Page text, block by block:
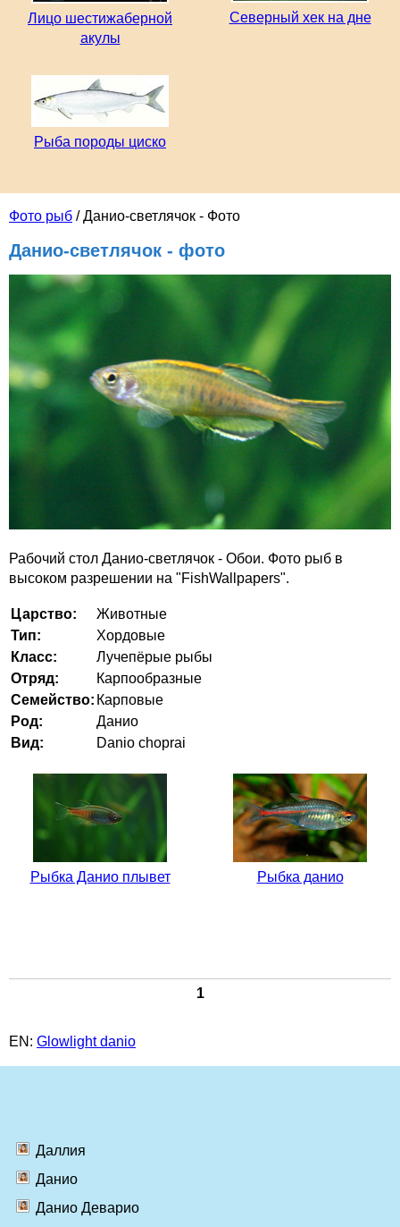
Фото рыб / Данио-светлячок - Фото
Данио-светлячок - фото
Рабочий стол Данио-светлячок - Обои. Фото рыб в
высоком разрешении на "FishWallpapers".
Царство:
Животные
Тип:
Хордовые
Класс:
Лучепёрые рыбы
Отряд:
Карпообразные
Семейство: Карповые
Род:
Данио
Вид:
Danio choprai
Рыбка Данио плывет Рыбка данио
1
EN: Glowlight danio
Даллия
Данио
Данио Деварио
Лицо шестижаберной
акулы
Северный хек на дне
Рыба породы циско